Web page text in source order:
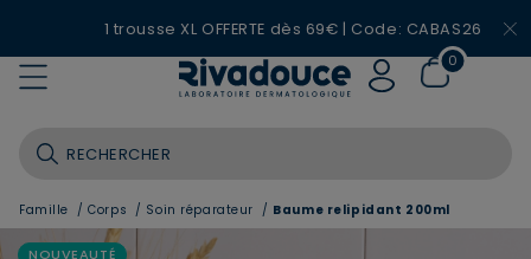
1 trousse XL OFFERTE dès 69€ | Code: CABAS26
0
Famille /Corps / Soin réparateur / Baume relipidant 200ml
NOUVEAUTÉ